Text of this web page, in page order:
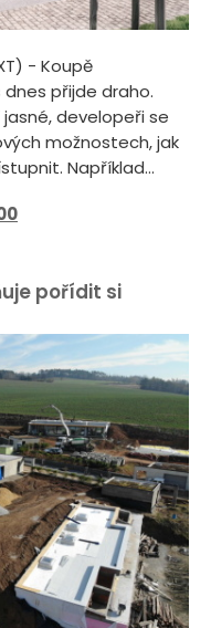
- Koupě
přijde draho.
developeři se
možnostech, jak
Například...
pořídit si